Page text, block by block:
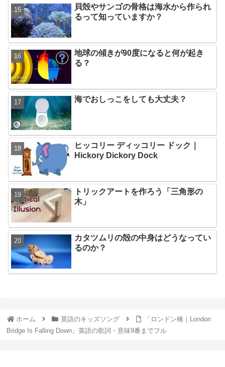
貝殻やサンゴの骨格は海水から作られ
るって知っていますか？
地球の傾きが90度になると何が起き
る？
海でおしっこをしても大丈夫？
ヒッコリー ディッコリー ドック｜
Hickory Dickory Dock
トリックアートを作ろう「三角形の
木」
カタツムリの殻の中身はどうなってい
るのか？
ホーム 英語のキッズソング
「ロンドン橋｜London
Bridge Is Falling Down」英語の歌詞・意味9番までフル